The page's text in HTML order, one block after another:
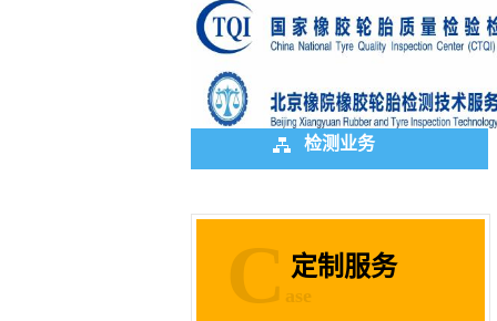
检测业务
定制服务
C ase